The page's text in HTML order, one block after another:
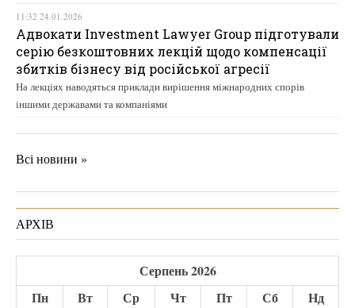
11:32 24.01.2026
Адвокати Investment Lawyer Group підготували
серію безкоштовних лекцій щодо компенсації
збитків бізнесу від російської агресії
На лекціях наводяться приклади вирішення міжнародних спорів
іншими державами та компаніями
Всі новини »
АРХІВ
Серпень 2026
Пн
Вт Ср Чт Пт Сб Нд